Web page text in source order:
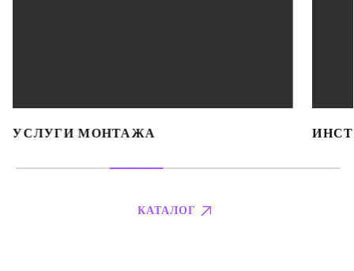
УСЛУГИ МОНТАЖА
КАТАЛОГ